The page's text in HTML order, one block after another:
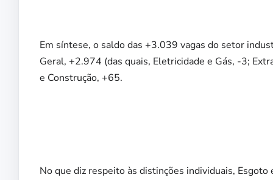
Em síntese, o saldo das +3.039 vagas do setor
Geral, +2.974 (das quais, Eletricidade e Gás, -3;
e Construção, +65.
No que diz respeito às distinções individuais,